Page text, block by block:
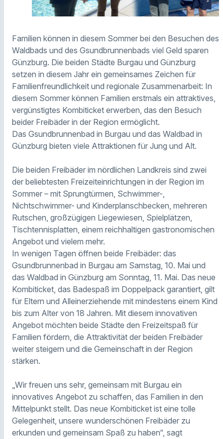
Familien können in diesem Sommer bei den Besuchen des
Waldbads und des Gsundbrunnenbads viel Geld sparen
Günzburg. Die beiden Städte Burgau und Günzburg
setzen in diesem Jahr ein gemeinsames Zeichen für
Familienfreundlichkeit und regionale Zusammenarbeit: In
diesem Sommer können Familien erstmals ein attraktives,
vergünstigtes Kombiticket erwerben, das den Besuch
beider Freibäder in der Region ermöglicht.
Das Gsundbrunnenbad in Burgau und das Waldbad in
Günzburg bieten viele Attraktionen für Jung und Alt.
Die beiden Freibäder im nördlichen Landkreis sind zwei
der beliebtesten Freizeiteinrichtungen in der Region im
Sommer – mit Sprungtürmen, Schwimmer-,
Nichtschwimmer- und Kinderplanschbecken, mehreren
Rutschen, großzügigen Liegewiesen, Spielplätzen,
Tischtennisplatten, einem reichhaltigen gastronomischen
Angebot und vielem mehr.
In wenigen Tagen öffnen beide Freibäder: das
Gsundbrunnenbad in Burgau am Samstag, 10. Mai und
das Waldbad in Günzburg am Sonntag, 11. Mai. Das neue
Kombiticket, das Badespaß im Doppelpack garantiert, gilt
für Eltern und Alleinerziehende mit mindestens einem Kind
bis zum Alter von 18 Jahren. Mit diesem innovativen
Angebot möchten beide Städte den Freizeitspaß für
Familien fördern, die Attraktivität der beiden Freibäder
weiter steigern und die Gemeinschaft in der Region
stärken.
„Wir freuen uns sehr, gemeinsam mit Burgau ein
innovatives Angebot zu schaffen, das Familien in den
Mittelpunkt stellt. Das neue Kombiticket ist eine tolle
Gelegenheit, unsere wunderschönen Freibäder zu
erkunden und gemeinsam Spaß zu haben“, sagt